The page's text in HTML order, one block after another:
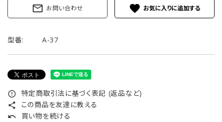
mail_outline お問い合わせ favorite
型番: A-37
error_outline 特定商取引法に基づく表記 (返品など)
share この商品を友達に教える
undo 買い物を続ける